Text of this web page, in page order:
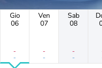
Gio
06
-
-
Ven
07
-
-
Sab
08
-
-